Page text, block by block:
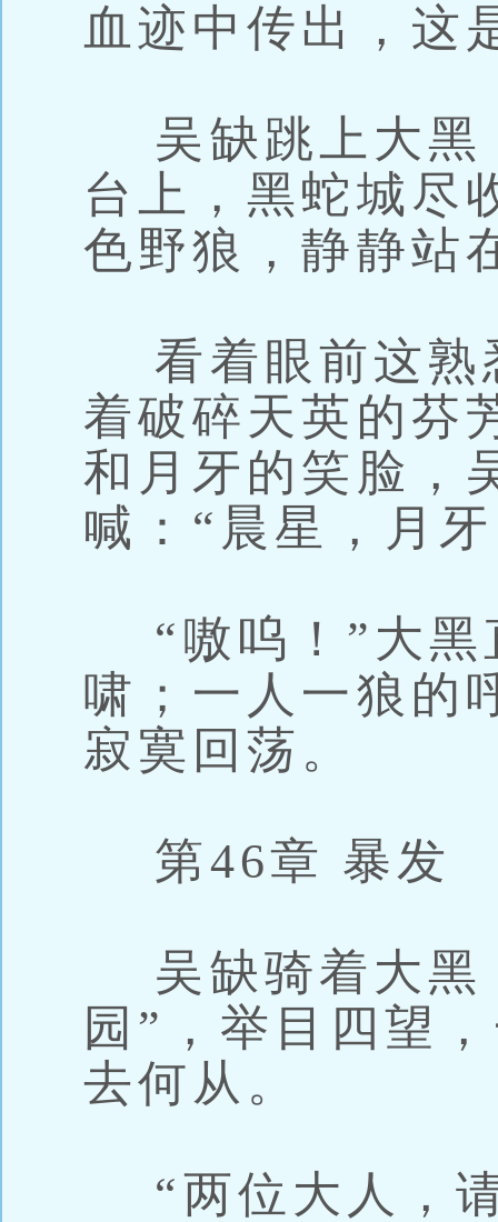
血迹中传出，这
吴缺跳上大黑
台上，黑蛇城尽
色野狼，静静站
看着眼前这熟
着破碎天英的芬
和月牙的笑脸，
喊：“晨星，月
“嗷呜！”大黑
啸；一人一狼的
寂寞回荡。
第46章 暴发
吴缺骑着大黑
园”，举目四望
去何从。
“两位大人，